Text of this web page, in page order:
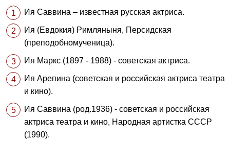
Ия Саввина – известная русская актриса.
Ия (Евдокия) Римляныня, Персидская
(преподобномученица).
Ия Маркс (1897 - 1988) - советская актриса.
Ия Арепина (советская и российская актриса театра
и кино).
Ия Саввина (род.1936) - советская и российская
актриса театра и кино, Народная артистка СССР
(1990).